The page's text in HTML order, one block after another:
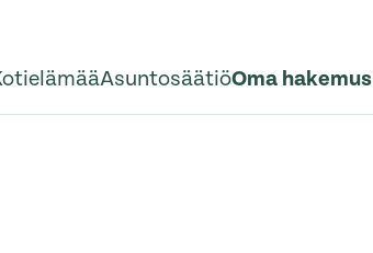
AsuntosäätiöOma hakemus